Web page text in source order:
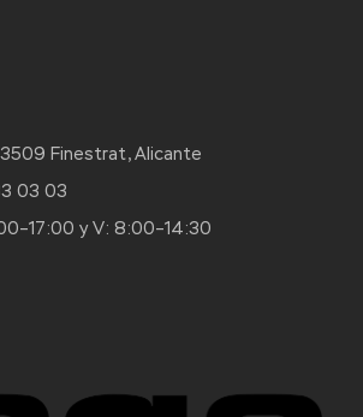
Finestrat, Alicante
03 03
y V: 8:00–14:30